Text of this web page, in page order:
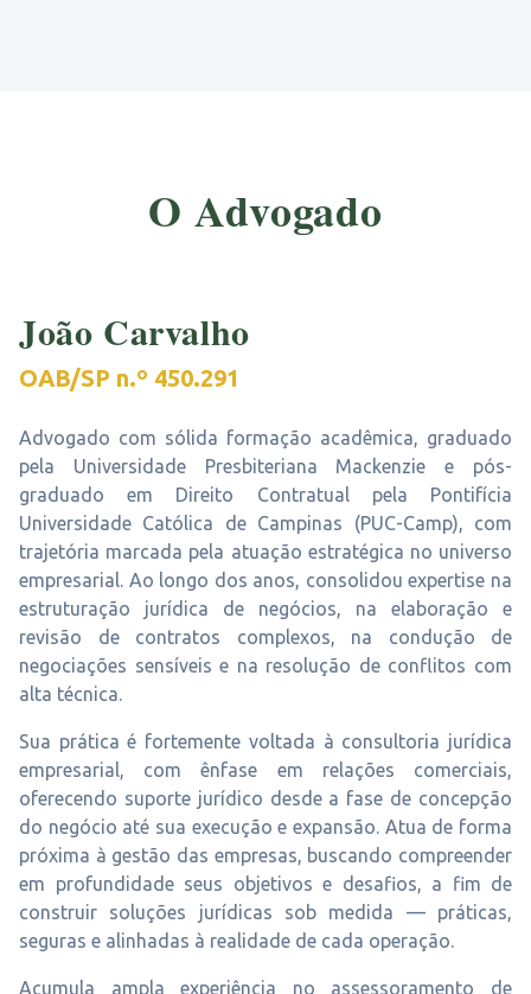
O Advogado
João Carvalho
OAB/SP n.º 450.291
Advogado com sólida formação acadêmica, graduado
pela Universidade Presbiteriana Mackenzie e pós-
graduado em Direito Contratual pela Pontifícia
Universidade Católica de Campinas (PUC-Camp), com
trajetória marcada pela atuação estratégica no universo
empresarial. Ao longo dos anos, consolidou expertise na
estruturação jurídica de negócios, na elaboração e
revisão de contratos complexos, na condução de
negociações sensíveis e na resolução de conflitos com
alta técnica.
Sua prática é fortemente voltada à consultoria jurídica
empresarial, com ênfase em relações comerciais,
oferecendo suporte jurídico desde a fase de concepção
do negócio até sua execução e expansão. Atua de forma
próxima à gestão das empresas, buscando compreender
em profundidade seus objetivos e desafios, a fim de
construir soluções jurídicas sob medida — práticas,
seguras e alinhadas à realidade de cada operação.
Acumula ampla experiência no assessoramento de